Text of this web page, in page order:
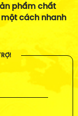
phẩm chất
cách nhanh